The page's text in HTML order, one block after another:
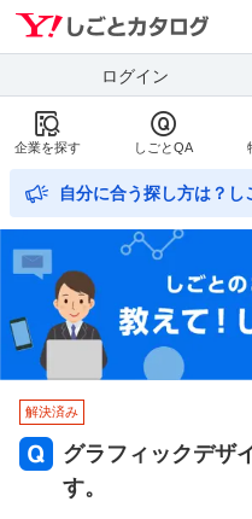
ログイン
企業を探す しごとQA
自分に合う探し方は？
解決済み
グラフィックデザ
す。